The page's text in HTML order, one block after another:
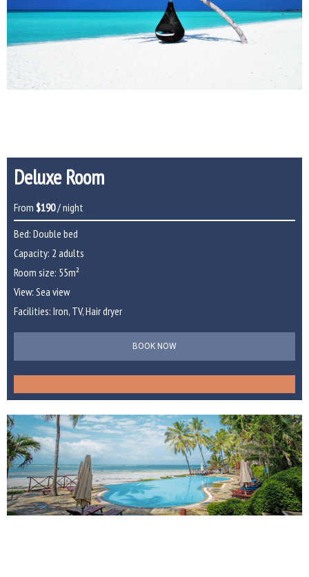
Deluxe Room
From $190/ night
Bed: Double bed
Capacity: 2 adults
Room size: 55m²
View: Sea view
Facilities: Iron, TV, Hair dryer
BOOK NOW